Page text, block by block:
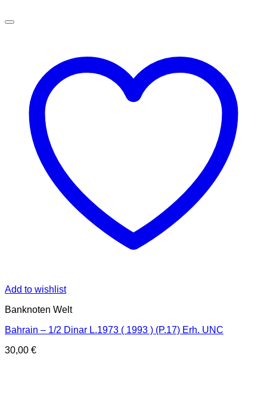
Add to wishlist
Banknoten Welt
Bahrain – 1/2 Dinar L.1973 ( 1993 ) (P.17) Erh. UNC
30,00 €